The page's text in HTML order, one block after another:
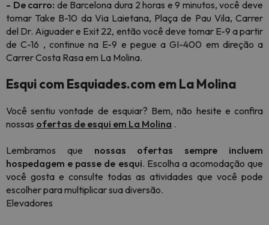
- De carro: de Barcelona dura 2 horas e 9 minutos, você deve
tomar Take B-10 da Via Laietana, Plaça de Pau Vila, Carrer
del Dr. Aiguader e Exit 22, então você deve tomar E-9 a partir
de C-16 , continue na E-9 e pegue a GI-400 em direção a
Carrer Costa Rasa em La Molina.
Esqui com Esquiades.com em La Molina
Você sentiu vontade de esquiar? Bem, não hesite e confira
nossas ofertas de esqui em La Molina .
Lembramos que nossas ofertas sempre incluem
hospedagem e passe de esqui. Escolha a acomodação que
você gosta e consulte todas as atividades que você pode
escolher para multiplicar sua diversão.
Elevadores